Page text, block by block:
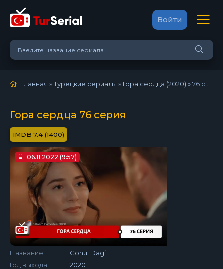
Войти
Главная »Турецкие сериалы » Гора сердца (2020) »76 серия
Гора сердца 76 серия
7.4 (1400)
06.11.2022 (9:57)
Название:
Gönül Dagi
Год выхода:
2020